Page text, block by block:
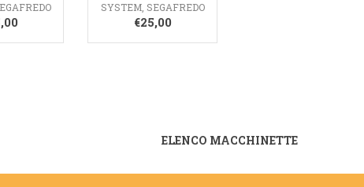
SYSTEM, SEGAFREDO
€25,00
ELENCO MACCHINETTE